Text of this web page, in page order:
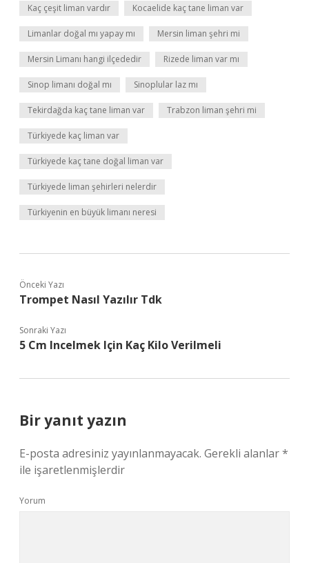
Kaç çeşit liman vardır Kocaelide kaç tane liman var
Limanlar doğal mı yapay mı Mersin liman şehri mi
Mersin Limanı hangi ilçededir Rizede liman var mı
Sinop limanı doğal mı Sinoplular laz mı
Tekirdağda kaç tane liman var Trabzon liman şehri mi
Türkiyede kaç liman var
Türkiyede kaç tane doğal liman var
Türkiyede liman şehirleri nelerdir
Türkiyenin en büyük limanı neresi
Önceki Yazı
Trompet Nasıl Yazılır Tdk
Sonraki Yazı
5 Cm Incelmek Için Kaç Kilo Verilmeli
Bir yanıt yazın
E-posta adresiniz yayınlanmayacak. Gerekli alanlar*
ile işaretlenmişlerdir
Yorum